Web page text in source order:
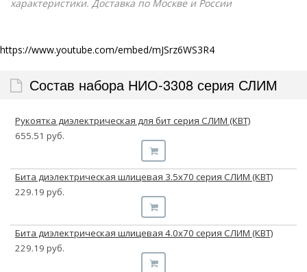
характеристики. Доставка по Москве и России
https://www.youtube.com/embed/mJSrz6WS3R4
Состав набора НИО-3308 серия СЛИМ
Рукоятка диэлектрическая для бит серия СЛИМ (КВТ)
655.51 руб.
Бита диэлектрическая шлицевая 3.5х70 серия СЛИМ (КВТ)
229.19 руб.
Бита диэлектрическая шлицевая 4.0х70 серия СЛИМ (КВТ)
229.19 руб.